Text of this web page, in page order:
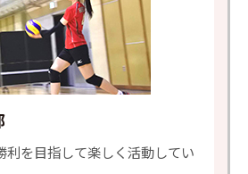
利を目指して楽しく活動してい